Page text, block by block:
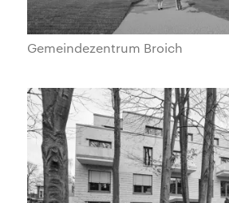
Gemeindezentrum Broich